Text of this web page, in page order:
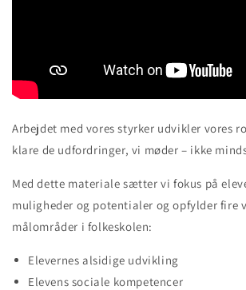
Arbejdet med vores styrker udvikler vores
klare de udfordringer, vi møder – ikke
Med dette materiale sætter vi fokus på
muligheder og potentialer og opfylder fire
målområder i folkeskolen:
Elevernes alsidige udvikling
Elevens sociale kompetencer